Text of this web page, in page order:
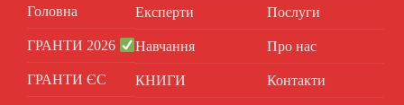
Головна
ГРАНТИ 2026
ГРАНТИ ЄС
Експерти
Навчання
КНИГИ
Послуги
Про нас
Контакти